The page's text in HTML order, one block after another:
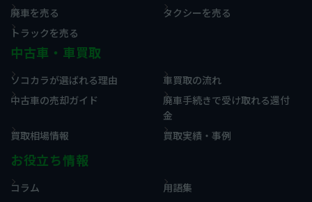
廃車を売る
タクシーを売る
トラックを売る
中古車・車買取
ソコカラが選ばれる理由
車買取の流れ
中古車の売却ガイド
廃車手続きで受け取れる還付
金
買取相場情報
買取実績・事例
お役立ち情報
コラム 用語集